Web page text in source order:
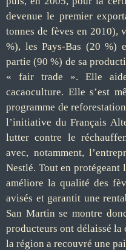
devenue le premier
tonnes de fèves en 2010),
%), les Pays-Bas (20 %)
partie (90 %) de sa
« fair
trade ». Elle
cacaoculture. Elle s’est
programme de reforestation
l’initiative du Français
lutter contre le
avec, notamment, l’
Nestlé. Tout en protégeant l
améliore la qualité des
avisés et garantit une
San Martin se montre
producteurs ont délaissé la
la région a recouvré une